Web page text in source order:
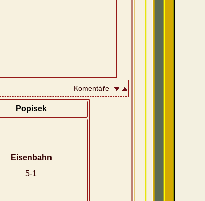
Komentáře
Popisek
Eisenbahn
5-1